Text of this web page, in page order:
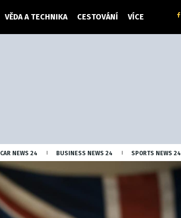
VĚDA A TECHNIKA CESTOVÁNÍ VÍCE
CAR NEWS 24 BUSINESS NEWS 24 SPORTS NEWS 24